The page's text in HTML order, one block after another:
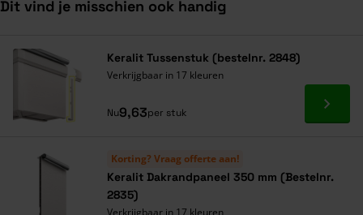
Dit vind je misschien ook handig
Keralit Tussenstuk (bestelnr. 2848)
Verkrijgbaar in 17 kleuren
Nu9,63per stuk Ga
Korting? Vraag offerte aan!
Keralit Dakrandpaneel 350 mm (Bestelnr.
2835)
Verkrijgbaar in 17 kleuren